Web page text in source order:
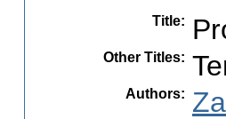
Title:
Other Titles:
Authors: